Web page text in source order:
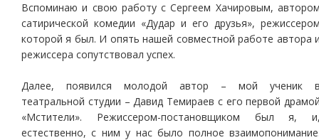
Вспоминаю и свою работу с Сергеем Хачировым,
сатирической комедии «Дудар и его друзья»,
которой я был. И опять нашей совместной работе автора
режиссера сопутствовал успех.
Далее, появился молодой автор – мой ученик
театральной студии – Давид Темираев с его первой
«Мстители». Режиссером-постановщиком был я,
естественно, с ним у нас было полное